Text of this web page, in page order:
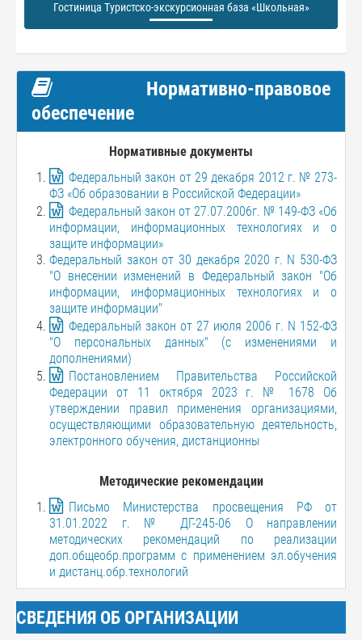
Гостиница Туристско-экскурсионная база «Школьная»
Нормативно-правовое
обеспечение
Нормативные документы
Федеральный закон от 29 декабря 2012 г. № 273-
ФЗ «Об образовании в Российской Федерации»
Федеральный закон от 27.07.2006г. № 149-ФЗ «Об
информации, информационных технологиях и о
защите информации»
Федеральный закон от 30 декабря 2020 г. N 530-ФЗ
"О внесении изменений в Федеральный закон "Об
информации, информационных технологиях и о
защите информации"
Федеральный закон от 27 июля 2006 г. N 152-ФЗ
"О персональных данных" (с изменениями и
дополнениями)
Постановлением Правительства Российской
Федерации от 11 октября 2023 г. № 1678 Об
утверждении правил применения организациями,
осуществляющими образовательную деятельность,
электронного обучения, дистанционны
Методические рекомендации
Письмо Министерства просвещения РФ от
31.01.2022 г. № ДГ-245-06 О направлении
методических рекомендаций по реализации
доп.общеобр.программ с применением эл.обучения
и дистанц.обр.технологий
СВЕДЕНИЯ ОБ ОРГАНИЗАЦИИ